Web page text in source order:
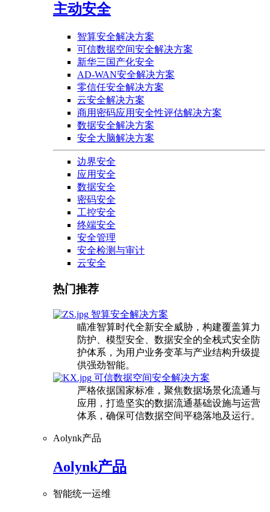
主动安全
智算安全解决方案
可信数据空间安全解决方案
新华三国产化安全
AD-WAN安全解决方案
零信任安全解决方案
云安全解决方案
商用密码应用安全性评估解决方案
数据安全解决方案
安全大脑解决方案
边界安全
应用安全
数据安全
密码安全
工控安全
终端安全
安全管理
安全检测与审计
云安全
热门推荐
智算安全解决方案
瞄准智算时代全新安全威胁，构建覆盖算力
防护、模型安全、数据安全的全栈式安全防
护体系，为用户业务变革与产业结构升级提
供强劲智能。
可信数据空间安全解决方案
严格依据国家标准，聚焦数据场景化流通与
应用，打造坚实的数据流通基础设施与运营
体系，确保可信数据空间平稳落地及运行。
Aolynk产品
Aolynk产品
智能统一运维